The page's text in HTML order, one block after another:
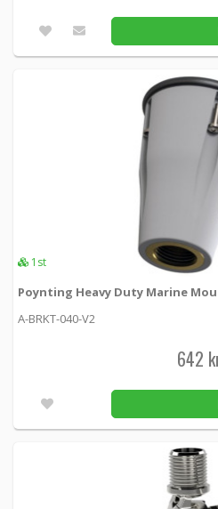
1st
Poynting Heavy Duty Marine
A-BRKT-040-V2
642